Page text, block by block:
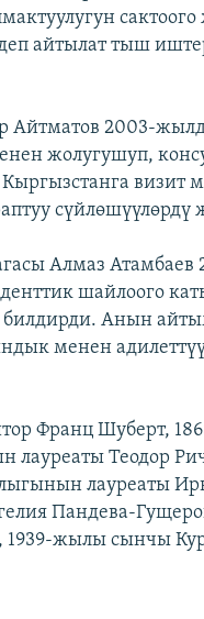
сактоого
айтылат тыш
Айтматов 2003-
жолугушуп,
визит
сүйлөшүүлөрдү
Алмаз
шайлоого
Анын
менен
Франц Шуберт,
Теодор
лауреаты
Пандева-
1939-жылы сынчы